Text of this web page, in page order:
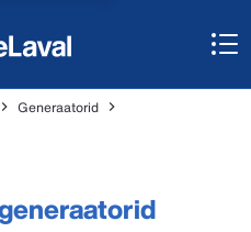
Generaatorid